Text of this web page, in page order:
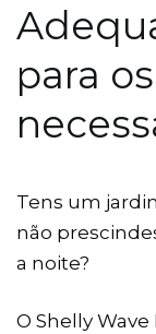
para
Tens um
não
a noite?
O Shelly